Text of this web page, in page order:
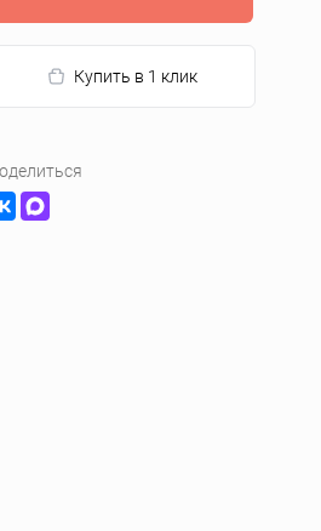
Купить в 1 клик